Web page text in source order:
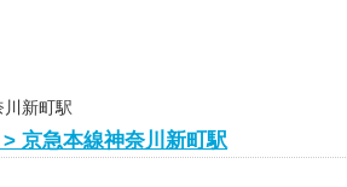
新町駅
京急本線神奈川新町駅